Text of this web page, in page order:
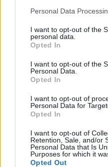
Please note that this
not limited to your visit or
grant or deny consent to
use your data for below
consent section.
Personal Data
I want to opt-out of the
personal data.
Opted In
I want to opt-out of the
Personal Data.
Opted In
I want to opt-out of
Personal Data for
Opted In
I want to opt-out of
Retention, Sale, and/or
Personal Data that Is
Purposes for which it
Opted Out
Sigue leyendo
NOTICIAS